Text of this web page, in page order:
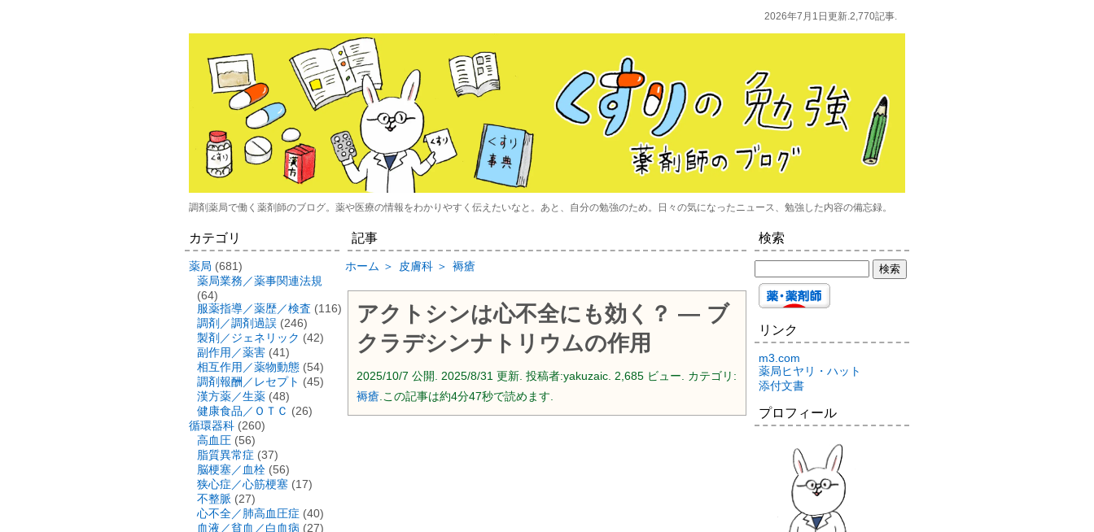
2026年7月1日更新.2,770記事.
調剤薬局で働く薬剤師のブログ。薬や医療の情報をわかりやすく伝えたいなと。あと、自分の勉強のため。日々の気になったニュース、勉強した内容の備忘録。
記事
ホーム ＞ 皮膚科 ＞ 褥瘡
アクトシンは心不全にも効く？ ― ブ
クラデシンナトリウムの作用
2025/10/7 公開. 2025/8/31 更新. 投稿者:yakuzaic. 2,685 ビュー. カテゴリ:
褥瘡 .この記事は約4分47秒で読めます.
カテゴリ
薬局 (681)
薬局業務／薬事関連法規
(64)
服薬指導／薬歴／検査 (116)
調剤／調剤過誤 (246)
製剤／ジェネリック (42)
副作用／薬害 (41)
相互作用／薬物動態 (54)
調剤報酬／レセプト (45)
漢方薬／生薬 (48)
健康食品／ＯＴＣ (26)
循環器科 (260)
高血圧 (56)
脂質異常症 (37)
脳梗塞／血栓 (56)
狭心症／心筋梗塞 (17)
不整脈 (27)
心不全／肺高血圧症 (40)
血液／貧血／白血病 (27)
検索
リンク
m3.com
薬局ヒヤリ・ハット
添付文書
プロフィール